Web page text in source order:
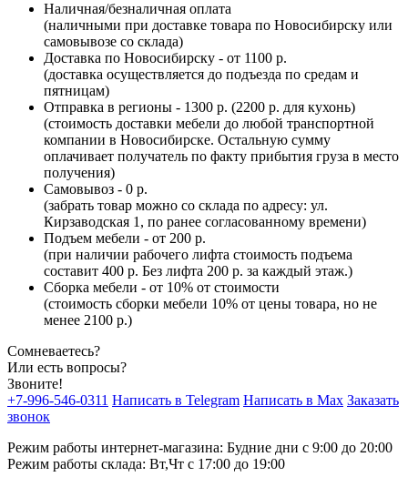
Наличная/безналичная оплата
(наличными при доставке товара по Новосибирску или
самовывозе со склада)
Доставка по Новосибирску - от 1100 р.
(доставка осуществляется до подъезда по средам и
пятницам)
Отправка в регионы - 1300 р. (2200 р. для кухонь)
(стоимость доставки мебели до любой транспортной
компании в Новосибирске. Остальную сумму
оплачивает получатель по факту прибытия груза в место
получения)
Самовывоз - 0 р.
(забрать товар можно со склада по адресу: ул.
Кирзаводская 1, по ранее согласованному времени)
Подъем мебели - от 200 р.
(при наличии рабочего лифта стоимость подъема
составит 400 р. Без лифта 200 р. за каждый этаж.)
Сборка мебели - от 10% от стоимости
(стоимость сборки мебели 10% от цены товара, но не
менее 2100 р.)
Сомневаетесь?
Или есть вопросы?
Звоните!
+7-996-546-0311 Написать в Telegram Написать в Max Заказать
звонок
Режим работы интернет-магазина: Будние дни с 9:00 до 20:00
Режим работы склада: Вт,Чт с 17:00 до 19:00